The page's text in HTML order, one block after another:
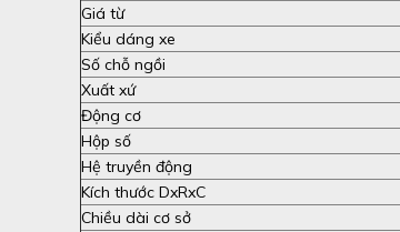
Giá từ
Kiểu dáng xe
Số chỗ ngồi
Xuất xứ
Động cơ
Hộp số
Hệ truyền động
Kích thước DxRxC
Chiều dài cơ sở